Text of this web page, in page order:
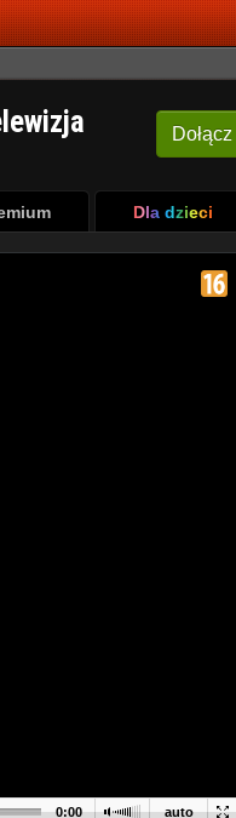
Dołącz
Dla dzieci
auto
0:00